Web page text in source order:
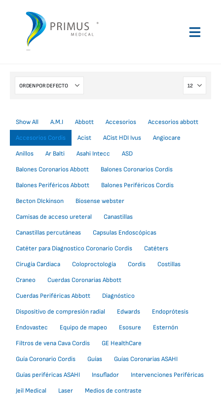
Show All A.M.I Abbott Accesorios
Accesorios abbott
Accesorios Cordis
Acist ACist HDI Ivus
Angiocare
Anillos
Ar Balti Asahi Intecc
ASD
Balones Coronarios Abbott
Balones Coronarios Cordis
Balones Periféricos Abbott
Balones Periféricos Cordis
Becton DIckinson
Biosense webster
Camisas de acceso ureteral
Canastillas
Canastillas percutáneas
Capsulas Endoscópicas
Catéter para Diagnostico Coronario Cordis
Catéters
Cirugía Cardiaca
Coloproctología Cordis
Costillas
Craneo
Cuerdas Coronarias Abbott
Cuerdas Periféricas Abbott
Diagnóstico
Dispositivo de compresión radial
Edwards
Endoprótesis
Endovastec
Equipo de mapeo Esosure
Esternón
Filtros de vena Cava Cordis
GE HealthCare
Guía Coronario Cordis
Guías
Guías Coronarias ASAHI
Guías periféricas ASAHI
Insuflador
Intervenciones Periféricas
Jeil Medical
Laser
Medios de contraste